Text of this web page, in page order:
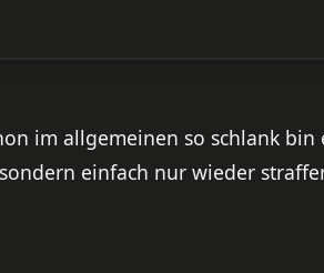
im allgemeinen so schlank bin
einfach nur wieder